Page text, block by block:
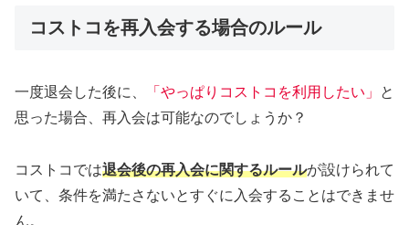
コストコを再入会する場合のルール
一度退会した後に、 「やっぱりコストコを利用したい」
と
思った場合、再入会は可能なのでしょうか？
コストコでは退会後の再入会に関するルールが設けられて
いて、条件を満たさないとすぐに入会することはできませ
ん。